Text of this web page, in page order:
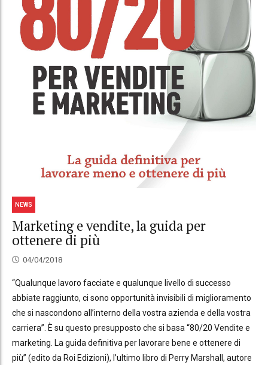
NEWS
Marketing e vendite, la guida per
ottenere di più
04/04/2018
“Qualunque lavoro facciate e qualunque livello di successo
abbiate raggiunto, ci sono opportunità invisibili di miglioramento
che si nascondono all’interno della vostra azienda e della vostra
carriera”. È su questo presupposto che si basa “80/20 Vendite e
marketing. La guida definitiva per lavorare bene e ottenere di
più” (edito da Roi Edizioni), l’ultimo libro di Perry Marshall, autore